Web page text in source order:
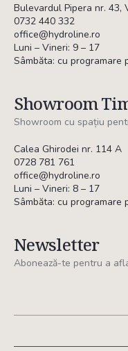
Bulevardul Pipera nr. 43,
0732 440 332
office@hydroline.ro
Luni – Vineri: 9 – 17
Sâmbăta: cu programare
Showroom
Showroom cu spațiu
Calea Ghirodei nr. 114 A
0728 781 761
office@hydroline.ro
Luni – Vineri: 8 – 17
Sâmbăta: cu programare
Newsletter
Abonează-te pentru a